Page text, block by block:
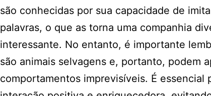
são conhecidas por sua capacidade de
palavras, o que as torna uma companhia
interessante. No entanto, é importante
são animais selvagens e, portanto, podem
comportamentos imprevisíveis. É essencial